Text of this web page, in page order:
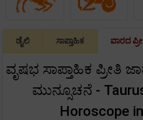
ಡೈಲಿ ಸಾಪ್ತಾಹಿಕ ವಾರದ
ವೃಷಭ ಸಾಪ್ತಾಹಿಕ ಪ್ರೀತಿ
ಮುನ್ಸೂಚನೆ -
Horoscope